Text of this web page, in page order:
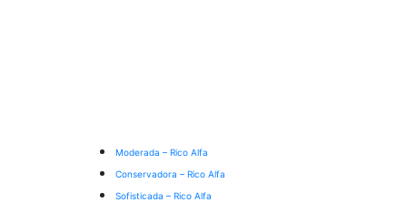
Moderada – Rico Alfa
Conservadora – Rico Alfa
Sofisticada – Rico Alfa